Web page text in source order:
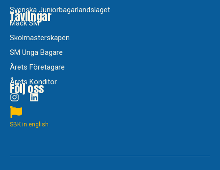
Svenska Juniorbagarlandslaget
Tävlingar
Mack SM
Skolmästerskapen
SM Unga Bagare
Årets Företagare
Årets Konditor
Följ oss
SBK in english